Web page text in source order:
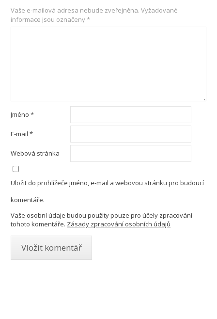
Vaše e-mailová adresa nebude zveřejněna. Vyžadované
informace jsou označeny*
Jméno*
E-mail*
Webová stránka
Uložit do prohlížeče jméno, e-mail a webovou stránku pro budoucí
komentáře.
Vaše osobní údaje budou použity pouze pro účely zpracování
tohoto komentáře. Zásady zpracování osobních údajů